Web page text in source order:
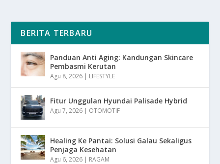
BERITA TERBARU
Panduan Anti Aging: Kandungan Skincare
Pembasmi Kerutan
Agu 8, 2026 | LIFESTYLE
Fitur Unggulan Hyundai Palisade Hybrid
Agu 7, 2026 | OTOMOTIF
Healing Ke Pantai: Solusi Galau Sekaligus
Penjaga Kesehatan
Agu 6, 2026 | RAGAM